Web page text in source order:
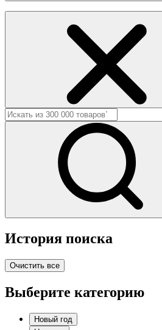
История поиска
Очистить все
Выберите категорию
Новый год